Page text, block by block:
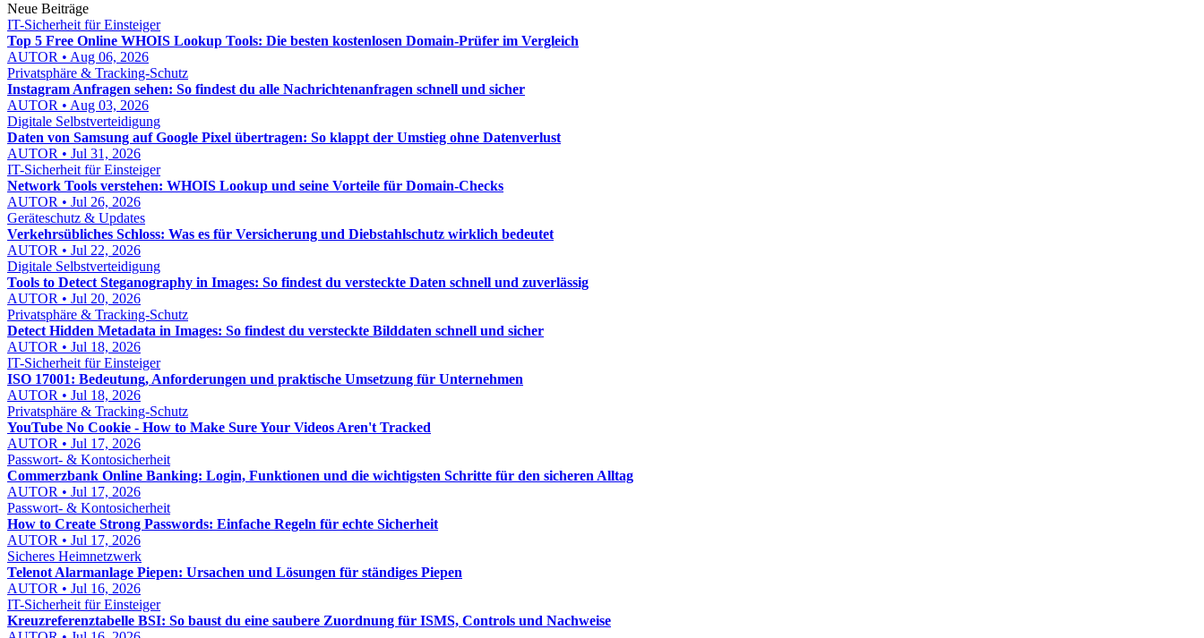
Neue Beiträge
IT-Sicherheit für Einsteiger
Top 5 Free Online WHOIS Lookup Tools: Die besten kostenlosen Domain-Prüfer im Vergleich
AUTOR • Aug 06, 2026
Privatsphäre & Tracking-Schutz
Instagram Anfragen sehen: So findest du alle Nachrichtenanfragen schnell und sicher
AUTOR • Aug 03, 2026
Digitale Selbstverteidigung
Daten von Samsung auf Google Pixel übertragen: So klappt der Umstieg ohne Datenverlust
AUTOR • Jul 31, 2026
IT-Sicherheit für Einsteiger
Network Tools verstehen: WHOIS Lookup und seine Vorteile für Domain-Checks
AUTOR • Jul 26, 2026
Geräteschutz & Updates
Verkehrsübliches Schloss: Was es für Versicherung und Diebstahlschutz wirklich bedeutet
AUTOR • Jul 22, 2026
Digitale Selbstverteidigung
Tools to Detect Steganography in Images: So findest du versteckte Daten schnell und zuverlässig
AUTOR • Jul 20, 2026
Privatsphäre & Tracking-Schutz
Detect Hidden Metadata in Images: So findest du versteckte Bilddaten schnell und sicher
AUTOR • Jul 18, 2026
IT-Sicherheit für Einsteiger
ISO 17001: Bedeutung, Anforderungen und praktische Umsetzung für Unternehmen
AUTOR • Jul 18, 2026
Privatsphäre & Tracking-Schutz
YouTube No Cookie - How to Make Sure Your Videos Aren't Tracked
AUTOR • Jul 17, 2026
Passwort- & Kontosicherheit
Commerzbank Online Banking: Login, Funktionen und die wichtigsten Schritte für den sicheren Alltag
AUTOR • Jul 17, 2026
Passwort- & Kontosicherheit
How to Create Strong Passwords: Einfache Regeln für echte Sicherheit
AUTOR • Jul 17, 2026
Sicheres Heimnetzwerk
Telenot Alarmanlage Piepen: Ursachen und Lösungen für ständiges Piepen
AUTOR • Jul 16, 2026
IT-Sicherheit für Einsteiger
Kreuzreferenztabelle BSI: So baust du eine saubere Zuordnung für ISMS, Controls und Nachweise